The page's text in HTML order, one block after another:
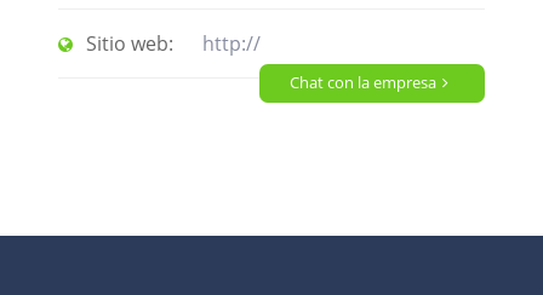
Sitio web: http://
Chat con la empresa